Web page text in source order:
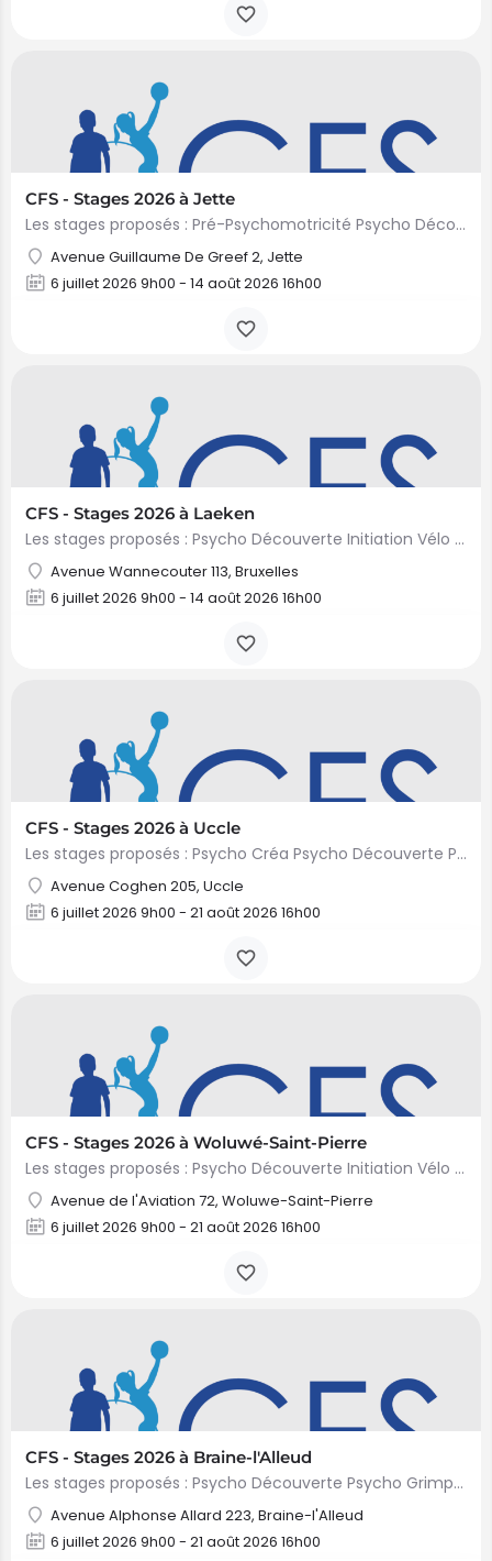
CFS - Stages 2026 à Jette
Les stages proposés : Pré-Psychomotricité Psycho Découverte Psycho Grimpette Psycho Sport Psycho Créa
Avenue Guillaume De Greef 2, Jette
6 juillet 2026 9h00 - 14 août 2026 16h00
CFS - Stages 2026 à Laeken
Les stages proposés : Psycho Découverte Initiation Vélo Mini Artiste Mini Multisports Princesses &…
Avenue Wannecouter 113, Bruxelles
6 juillet 2026 9h00 - 14 août 2026 16h00
CFS - Stages 2026 à Uccle
Les stages proposés : Psycho Créa Psycho Découverte Psycho Grimpette Psycho Sport Escalade…
Avenue Coghen 205, Uccle
6 juillet 2026 9h00 - 21 août 2026 16h00
CFS - Stages 2026 à Woluwé-Saint-Pierre
Les stages proposés : Psycho Découverte Initiation Vélo Mini Danse Mini Multisports Mini Multisports…
Avenue de l'Aviation 72, Woluwe-Saint-Pierre
6 juillet 2026 9h00 - 21 août 2026 16h00
CFS - Stages 2026 à Braine-l'Alleud
Les stages proposés : Psycho Découverte Psycho Grimpette Initiation Vélo Mini Danse & Bijoux Mini…
Avenue Alphonse Allard 223, Braine-l'Alleud
6 juillet 2026 9h00 - 21 août 2026 16h00